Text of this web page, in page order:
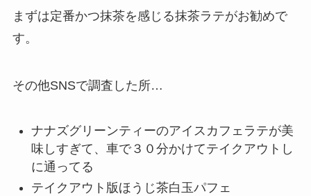
まずは定番かつ抹茶を感じる抹茶ラテがお勧めで
す。
その他SNSで調査した所…
ナナズグリーンティーのアイスカフェラテが美
味しすぎて、車で３０分かけてテイクアウトし
に通ってる
テイクアウト版ほうじ茶白玉パフェ